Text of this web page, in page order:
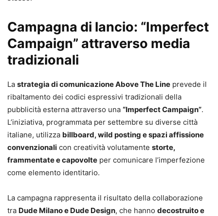
Campagna di lancio: “Imperfect
Campaign” attraverso media
tradizionali
La strategia di comunicazione Above The Line prevede il
ribaltamento dei codici espressivi tradizionali della
pubblicità esterna attraverso una “Imperfect Campaign”.
L’iniziativa, programmata per settembre su diverse città
italiane, utilizza billboard, wild posting e spazi affissione
convenzionali con creatività volutamente storte,
frammentate e capovolte per comunicare l’imperfezione
come elemento identitario.
La campagna rappresenta il risultato della collaborazione
tra Dude Milano e Dude Design, che hanno decostruito e